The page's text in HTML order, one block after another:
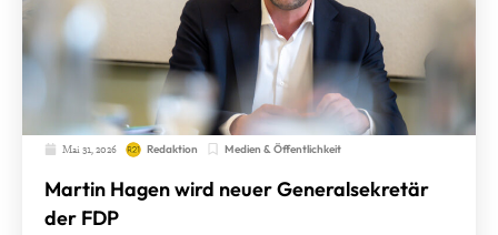
Mai 31, 2026 Redaktion Medien & Öffentlichkeit
Martin Hagen wird neuer Generalsekretär
der FDP